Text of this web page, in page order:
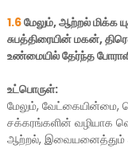
1.6மேலும், ஆற்றல் மிக்க
சுபத்திரையின் மகன்,
உண்மையில் தேர்ந்த
உட்பொருள்:
மேலும், வேட்கையின்மை,
சக்கரங்களின் வழியாக
ஆற்றல், இவையனைத்தும்